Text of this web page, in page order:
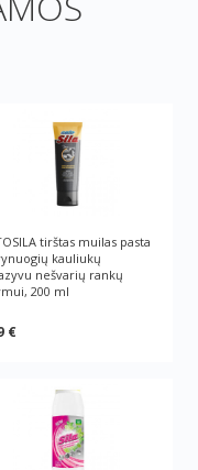
tirštas muilas pasta
kauliukų
nešvarių rankų
200 ml
€